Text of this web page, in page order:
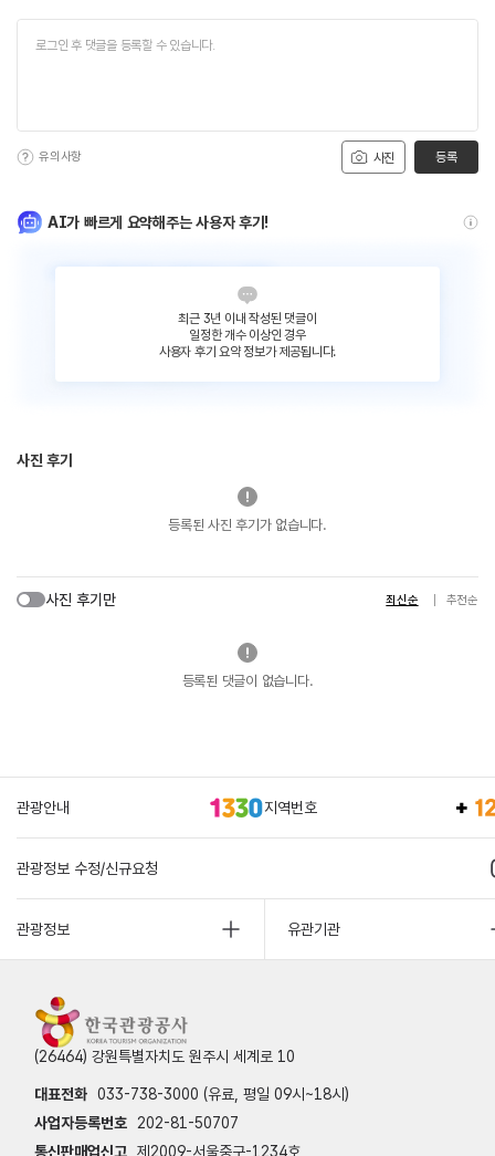
사진
유의사항 등록
AI가 빠르게 요약해주는 사용자 후기!
최근 3년 이내 작성된 댓글이
일정한 개수 이상인 경우
사용자 후기 요약 정보가 제공됩니다.
사진 후기
등록된 사진 후기가 없습니다.
사진 후기만 최신순 추천순
등록된 댓글이 없습니다.
관광안내 지역번호
관광정보 수정/신규요청
관광정보 유관기관
(26464) 강원특별자치도 원주시 세계로 10
대표전화 033-738-3000 (유료, 평일 09시~18시)
사업자등록번호
202-81-50707
통신판매업신고 제2009-서울중구-1234호